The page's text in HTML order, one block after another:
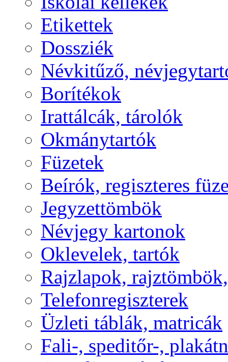
Etikettek
Dossziék
Névkitűző,
Borítékok
Irattálcák, tárolók
Okmánytartók
Füzetek
Beírók, regiszteres
Jegyzettömbök
Névjegy kartonok
Oklevelek, tartók
Rajzlapok,
Telefonregiszterek
Üzleti táblák, matricák
Fali-, speditőr-,